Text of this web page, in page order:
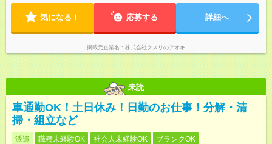
1ヶ月単位の変形労働時間制（週平均40時間以内） ★残業は月
7.8時間ほど（2025年実績） ＜店舗の基本営業時間＞ 9時～22
時 ※勤務時間は店舗により異なります。 ＜シフト例＞ 早番：8
時00分～17時00分 中番：11時～20時 遅番：13時～22時
気になる！ 応募する 詳細へ
掲載元企業名 株式会社クスリのアオキ
未読
車通勤OK！土日休み！日勤のお仕事！分解・清
掃・組立など
派遣 職種未経験OK 社会人未経験OK
ブランクOK